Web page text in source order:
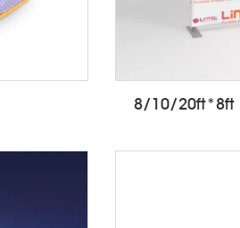
8/10/20ft*8ft